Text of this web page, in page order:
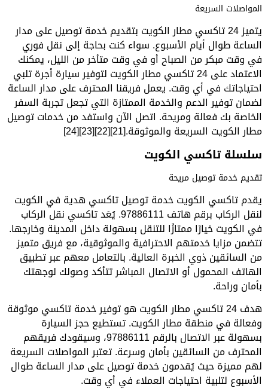
المواصلات السريعة
يتميز 24 تاكسي مطار الكويت بتقديم خدمة توصيل على مدار
الساعة طوال أيام الأسبوع. سواء كنت بحاجة إلى نقل فوري
في وقت مبكر من الصباح أو في وقت متأخر من الليل، يمكنك
الاعتماد على 24 تاكسي مطار الكويت لتوفير سيارة أجرة تلبي
احتياجاتك في أي وقت. يعمل فريقنا المحترف على مدار الساعة
لضمان توفير الدعم والخدمة الممتازة التي تجعل تجربة السفر
الخاصة بك فعالة ومريحة. اتصل الآن واستفد من خدمات توصيل
مطار الكويت السريعة والموثوقة.[21][22][23][24]
سلسلة تاكسي الكويت
تقديم خدمة توصيل مريحة
يقدم تاكسي الكويت خدمة توصيل تاكسي هدية في الكويت
لنقل الركاب برقم هاتف 97886111. يُعَد تاكسي نقل الركاب
في الكويت خيارًا ممتازًا للتنقل بسهولة داخل المدينة وخارجها.
تتضمن مزايا خدمتهم الاحترافية والموثوقية، مع فريق متميز
من السائقين ذوي الخبرة العالية. بالتعامل معهم عبر تطبيق
الهاتف المحمول أو الاتصال المباشر تتأكد وصولك لوجهتك
بأمان وراحة.
هدف 24 تاكسي مطار الكويت هو توفير خدمة تاكسي موثوقة
وفعالة في منطقة مطار الكويت. تستطيع حجز السيارة
بسهولة عبر الاتصال بالرقم 97886111، وسيقودك فريقهم
المحترف من السائقين بأمان وسرعة. تعتبر المواصلات السريعة
لهم مميزة حيث يُقدمون خدمة توصيل على مدار الساعة طوال
الأسبوع لتلبية احتياجات العملاء في أي وقت.